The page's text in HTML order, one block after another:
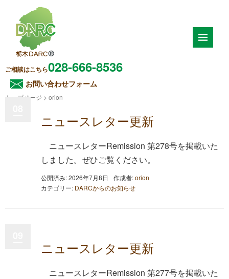
ご相談はこちら028-666-8536
お問い合わせフォーム
トップページ > orion
ニュースレター更新
ニュースレターRemission 第278号を掲載いた
しました。ぜひご覧ください。
公開済み: 2026年7月8日 作成者:orion
カテゴリー: DARCからのお知らせ
ニュースレター更新
ニュースレターRemission 第277号を掲載いた